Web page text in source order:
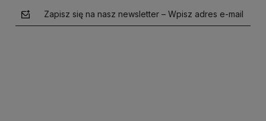
Zapisz się na nasz newsletter – Wpisz adres e-mail